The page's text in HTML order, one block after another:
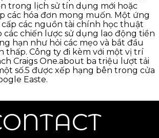
trong lịch sử tín dụng mới hoặc
các hóa đơn mong muốn. Một ứng
các nguồn tài chính học thuật
các chiến lược sử dụng lao động tiền
hạn như hỏi các mẹo và bắt đầu
thấp. Công ty đi kèm với một vị trí
Craigs One.about ba triệu lượt tải
số.5 được xếp hạng bên trong cửa
Easte.